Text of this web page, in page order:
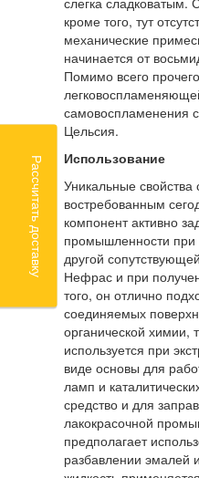
кроме того, тут
механические
начинается от
Помимо всего
самовоспламенения
Цельсия.
Использование
Уникальные
востребованным
компонент активно
промышленности при
другой
Нефрас и при
того, он отлично
соединяемых
органической химии,
используется при
виде основы для
ламп и
средство и для
лакокрасочной
предполагает
разбавлении эмалей
Рассчитать доставку